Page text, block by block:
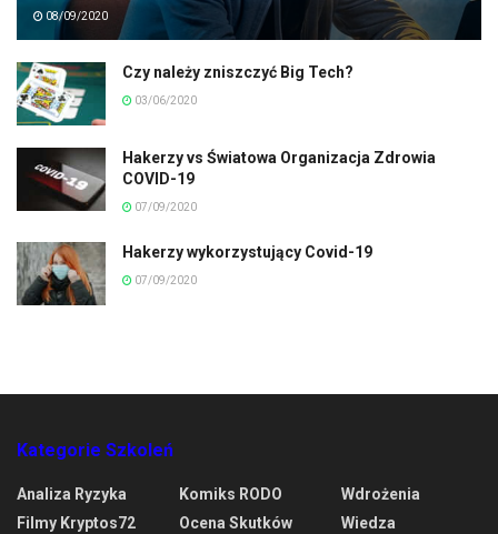
08/09/2020
Czy należy zniszczyć Big Tech?
03/06/2020
Hakerzy vs Światowa Organizacja Zdrowia
COVID-19
07/09/2020
Hakerzy wykorzystujący Covid-19
07/09/2020
Kategorie Szkoleń
Analiza Ryzyka
Filmy Kryptos72
Komiks RODO
Ocena Skutków
Wdrożenia
Wiedza